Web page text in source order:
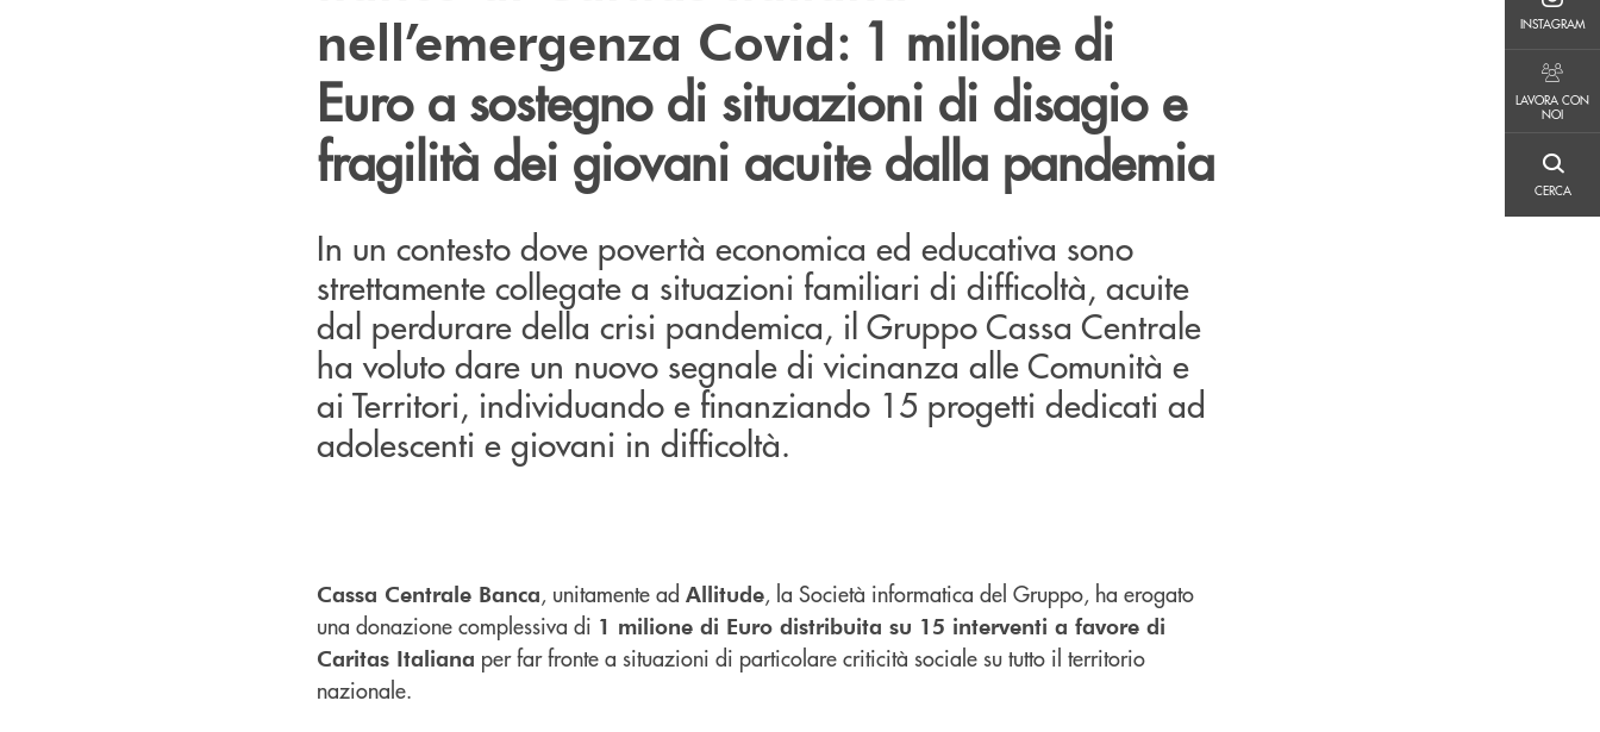
INSTAGRAM
LAVORA CON
NOI
CERCA
nell’emergenza Covid: 1 milione di
Euro a sostegno di situazioni di disagio e
fragilità dei giovani acuite dalla pandemia
In un contesto dove povertà economica ed educativa sono
strettamente collegate a situazioni familiari di difficoltà, acuite
dal perdurare della crisi pandemica, il Gruppo Cassa Centrale
ha voluto dare un nuovo segnale di vicinanza alle Comunità e
ai Territori, individuando e finanziando 15 progetti dedicati ad
adolescenti e giovani in difficoltà.
Cassa Centrale Banca, unitamente ad Allitude, la Società informatica del Gruppo, ha erogato
una donazione complessiva di 1 milione di Euro distribuita su 15 interventi a favore di
Caritas Italiana per far fronte a situazioni di particolare criticità sociale su tutto il territorio
nazionale.